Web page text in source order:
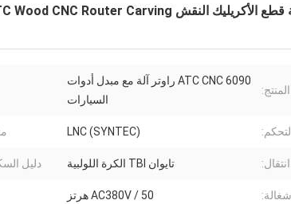
6090 ATC CNC راوتر آلة مع مبدل أدوات
السيارات
LNC (SYNTEC)
انتقال: تايوان TBI الكرة اللولبية دليل
AC380V / 50 هرتز